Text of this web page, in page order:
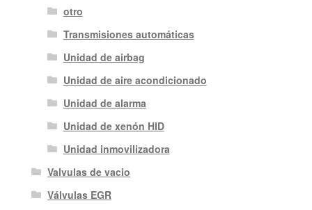
otro
Transmisiones automáticas
Unidad de airbag
Unidad de aire acondicionado
Unidad de alarma
Unidad de xenón HID
Unidad inmovilizadora
Valvulas de vacio
Válvulas EGR